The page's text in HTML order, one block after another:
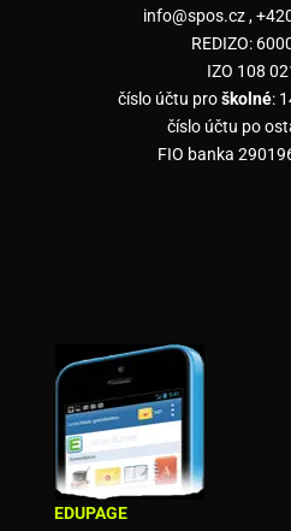
info@spos.cz ,
REDIZO:
IZO 108
číslo účtu proškolné:
číslo účtu po
FIO banka
EDUPAGE